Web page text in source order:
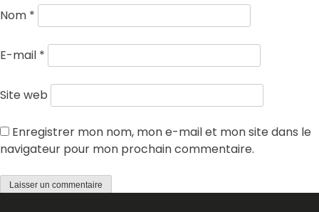
Nom *
E-mail *
Site web
Enregistrer mon nom, mon e-mail et mon site dans le
navigateur pour mon prochain commentaire.